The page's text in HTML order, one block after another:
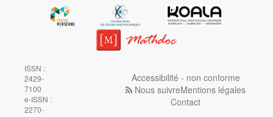
ISSN :
2429-
7100
e-ISSN :
2270-
Accessibilité - non conforme
Nous suivreMentions légales
Contact